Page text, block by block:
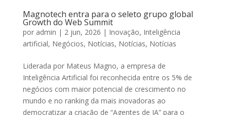
Magnotech entra para o seleto grupo global
Growth do Web Summit
por admin | 2 jun, 2026 | Inovação, Inteligência
artificial, Negócios, Notícias, Notícias, Notícias
Liderada por Mateus Magno, a empresa de
Inteligência Artificial foi reconhecida entre os 5% de
negócios com maior potencial de crescimento no
mundo e no ranking da mais inovadoras ao
democratizar a criação de “Agentes de IA” para o